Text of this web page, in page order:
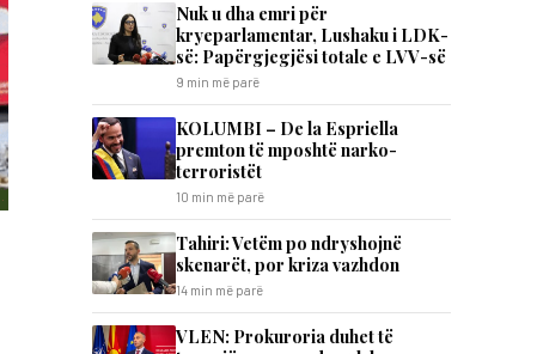
Nuk u dha emri për
kryeparlamentar, Lushaku i LDK-
së: Papërgjegjësi totale e LVV-së
9 min më parë
KOLUMBI – De la Espriella
premton të mposhtë narko-
terroristët
10 min më parë
Tahiri: Vetëm po ndryshojnë
skenarët, por kriza vazhdon
14 min më parë
VLEN: Prokuroria duhet të